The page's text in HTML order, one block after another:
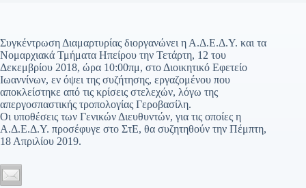
Συγκέντρωση Διαμαρτυρίας διοργανώνει η Α.Δ.Ε.Δ.Υ. και τα
Νομαρχιακά Τμήματα Ηπείρου την Τετάρτη, 12 του
Δεκεμβρίου 2018, ώρα 10:00πμ, στο Διοικητικό Εφετείο
Ιωαννίνων, εν όψει της συζήτησης, εργαζομένου που
αποκλείστηκε από τις κρίσεις στελεχών, λόγω της
απεργοσπαστικής τροπολογίας Γεροβασίλη.
Οι υποθέσεις των Γενικών Διευθυντών, για τις οποίες η
Α.Δ.Ε.Δ.Υ. προσέφυγε στο ΣτΕ, θα συζητηθούν την Πέμπτη,
18 Απριλίου 2019.